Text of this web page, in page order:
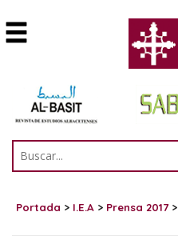
Portada > I.E.A > Prensa 2017>